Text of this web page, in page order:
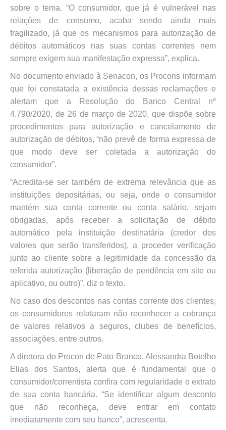
sobre o tema. “O consumidor, que já é vulnerável nas
relações de consumo, acaba sendo ainda mais
fragilizado, já que os mecanismos para autorização de
débitos automáticos nas suas contas correntes nem
sempre exigem sua manifestação expressa”, explica.
No documento enviado à Senacon, os Procons informam
que foi constatada a existência dessas reclamações e
alertam que a Resolução do Banco Central nº
4.790/2020, de 26 de março de 2020, que dispõe sobre
procedimentos para autorização e cancelamento de
autorização de débitos, “não prevê de forma expressa de
que modo deve ser coletada a autorização do
consumidor”.
“Acredita-se ser também de extrema relevância que as
instituições depositárias, ou seja, onde o consumidor
mantém sua conta corrente ou conta salário, sejam
obrigadas, após receber a solicitação de débito
automático pela instituição destinatária (credor dos
valores que serão transferidos), a proceder verificação
junto ao cliente sobre a legitimidade da concessão da
referida autorização (liberação de pendência em site ou
aplicativo, ou outro)”, diz o texto.
No caso dos descontos nas contas corrente dos clientes,
os consumidores relataram não reconhecer a cobrança
de valores relativos a seguros, clubes de benefícios,
associações, entre outros.
A diretora do Procon de Pato Branco, Alessandra Botelho
Elias dos Santos, alerta que é fundamental que o
consumidor/correntista confira com regularidade o extrato
de sua conta bancária. “Se identificar algum desconto
que não reconheça, deve entrar em contato
imediatamente com seu banco”, acrescenta.